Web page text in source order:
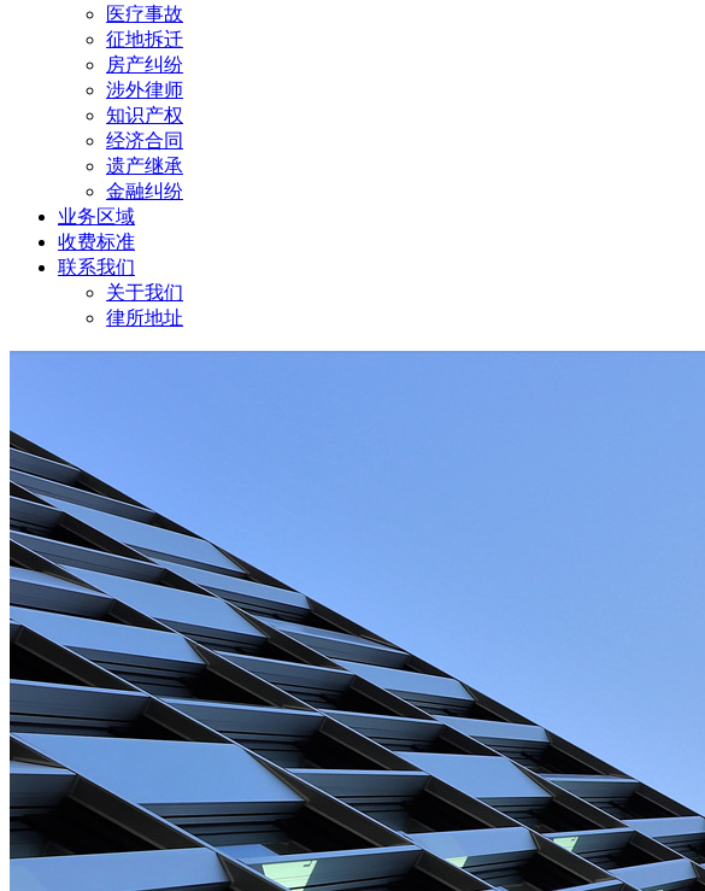
医疗事故
征地拆迁
房产纠纷
涉外律师
知识产权
经济合同
遗产继承
金融纠纷
业务区域
收费标准
联系我们
关于我们
律所地址